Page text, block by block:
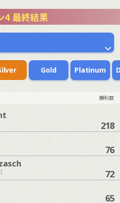
4 最終結果
Gold Platinum
勝利数
218
76
72
65